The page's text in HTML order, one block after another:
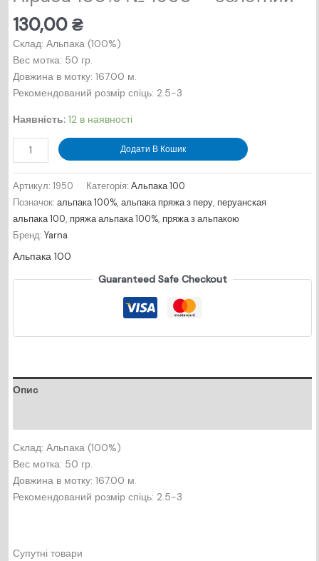
130,00₴
Склад: Альпака (100%)
Вес мотка: 50 гр.
Довжина в мотку: 167.00 м.
Рекомендований розмір спіць: 2.5-3
Наявність: 12 в наявності
Alpaca
100%
1950
кількість
Додати В Кошик
Артикул: 1950 Категорія: Альпака 100
Позначок: альпака 100%, альпака пряжа з перу, перуанская
альпака 100, пряжа альпака 100%, пряжа з альпакою
Бренд: Yarna
Альпака 100
Guaranteed Safe Checkout
Опис
Склад: Альпака (100%)
Вес мотка: 50 гр.
Довжина в мотку: 167.00 м.
Рекомендований розмір спіць: 2.5-3
Супутні товари